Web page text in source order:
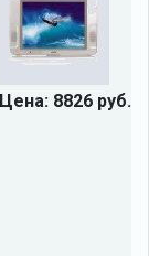
Цена: 8826 руб.